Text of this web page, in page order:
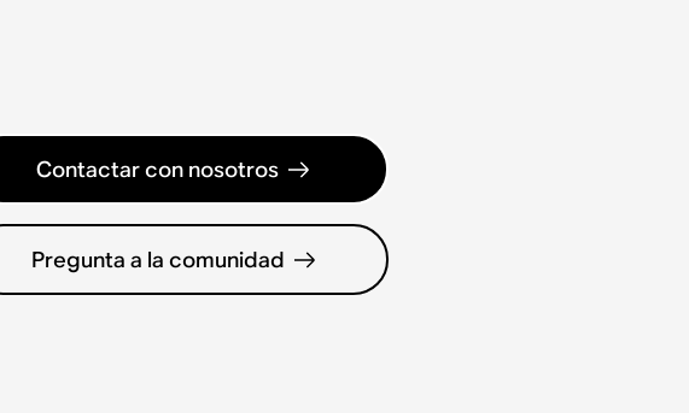
Contactar con nosotros
Pregunta a la comunidad